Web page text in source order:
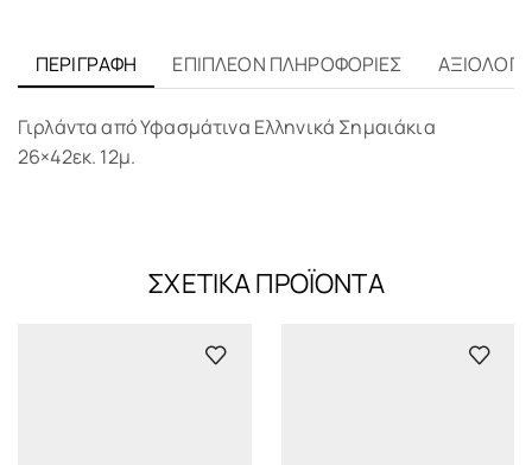
ΠΕΡΙΓΡΑΦΉ ΕΠΙΠΛΈΟΝ ΠΛΗΡΟΦΟΡΊΕΣ
Γιρλάντα από Υφασμάτινα Ελληνικά Σημαιάκια
26×42εκ. 12μ.
ΣΧΕΤΙΚΆ ΠΡΟΪΌΝΤΑ